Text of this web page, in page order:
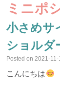
TO
CONTENT
ミニポ
小さめサ
ショルダ
Posted on2021-11-
こんにちは